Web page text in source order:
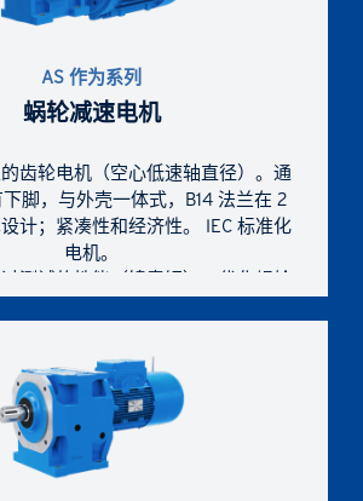
AS 作为系列
蜗轮减速电机
齿轮电机（空心低速轴直径）。通
脚，与外壳一体式，B14 法兰在 2
计；紧凑性和经济性。 IEC 标准化
电机。
测试的性能（镍青铜）；优化蜗轮
组和外壳之间的内部空间宽敞。